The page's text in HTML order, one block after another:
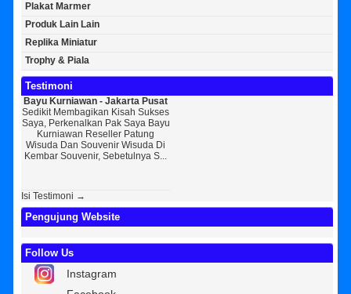
Plakat Marmer
Produk Lain Lain
Replika Miniatur
Trophy & Piala
Testimoni
Bayu Kurniawan - Jakarta Pusat
Sedikit Membagikan Kisah Sukses
Saya, Perkenalkan Pak Saya Bayu
Kurniawan Reseller Patung
Wisuda Dan Souvenir Wisuda Di
Kembar Souvenir, Sebetulnya S...
Isi Testimoni →
Pengujung Website
Follow Us
Instagram